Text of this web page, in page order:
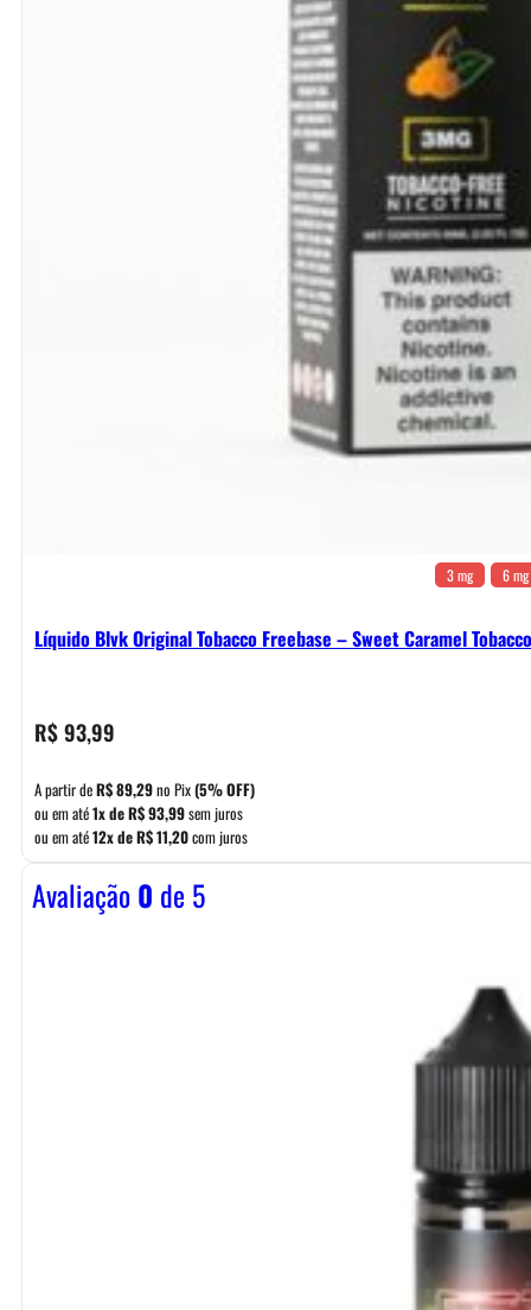
3 mg 6 mg
Líquido Blvk Original Tobacco Freebase – Sweet Caramel Tobacco
R$93,99
A partir deR$89,29no Pix(5% OFF)
ou em até1x deR$93,99sem juros
ou em até12x deR$11,20com juros
Avaliação0 de 5